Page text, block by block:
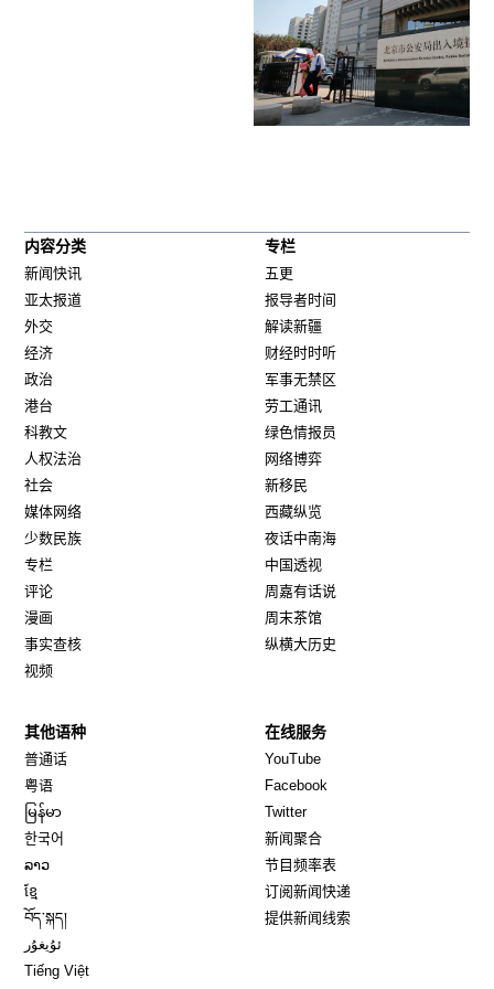
内容分类
新闻快讯
亚太报道
外交
经济
政治
港台
科教文
人权法治
社会
媒体网络
少数民族
专栏
评论
漫画
事实查核
视频
专栏
五更
报导者时间
解读新疆
财经时时听
军事无禁区
劳工通讯
绿色情报员
网络博弈
新移民
西藏纵览
夜话中南海
中国透视
周嘉有话说
周末茶馆
纵横大历史
其他语种
普通话
粤语
မြန်မာ
한국어
ລາວ
ខ្មែ
བོད་སྐད།
ئۇيغۇر
Tiếng Việt
在线服务
YouTube
Facebook
TwitterOpens in new window
新闻聚合
节目频率表
订阅新闻快递
提供新闻线索